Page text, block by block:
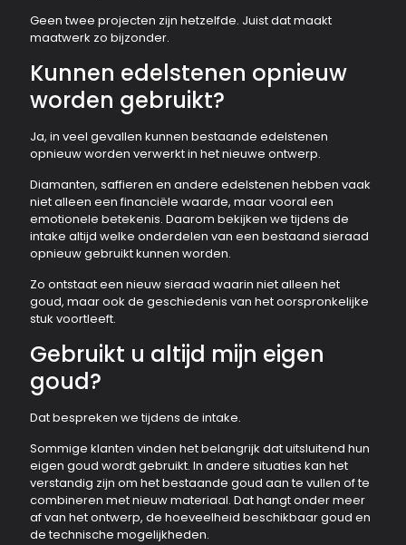
Geen twee projecten zijn hetzelfde. Juist dat maakt
maatwerk zo bijzonder.
Kunnen edelstenen opnieuw
worden gebruikt?
Ja, in veel gevallen kunnen bestaande edelstenen
opnieuw worden verwerkt in het nieuwe ontwerp.
Diamanten, saffieren en andere edelstenen hebben vaak
niet alleen een financiële waarde, maar vooral een
emotionele betekenis. Daarom bekijken we tijdens de
intake altijd welke onderdelen van een bestaand sieraad
opnieuw gebruikt kunnen worden.
Zo ontstaat een nieuw sieraad waarin niet alleen het
goud, maar ook de geschiedenis van het oorspronkelijke
stuk voortleeft.
Gebruikt u altijd mijn eigen
goud?
Dat bespreken we tijdens de intake.
Sommige klanten vinden het belangrijk dat uitsluitend hun
eigen goud wordt gebruikt. In andere situaties kan het
verstandig zijn om het bestaande goud aan te vullen of te
combineren met nieuw materiaal. Dat hangt onder meer
af van het ontwerp, de hoeveelheid beschikbaar goud en
de technische mogelijkheden.